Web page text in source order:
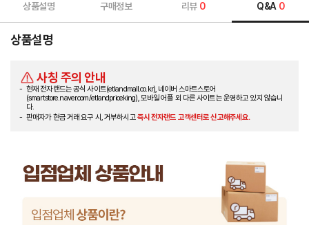
상품설명 구매정보 리뷰 0 Q&A 0
상품설명
사칭 주의 안내
현재 전자랜드는 공식 사이트(etlandmall.co.kr), 네이버 스마트스토어
(smartstore.naver.com/etlandpriceking), 모바일 어플 외 다른 사이트는 운영하고 있지 않습니
다.
판매자가 현금 거래 요구 시, 거부하시고즉시 전자랜드 고객센터로 신고해주세요.